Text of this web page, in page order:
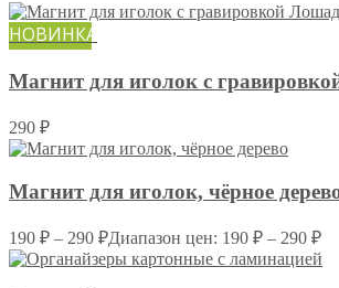
НОВИНКА
Магнит для иголок с
290 ₽
Магнит для иголок, чёрное
190 ₽ – 290 ₽Диапазон цен: 190 ₽ – 290 ₽